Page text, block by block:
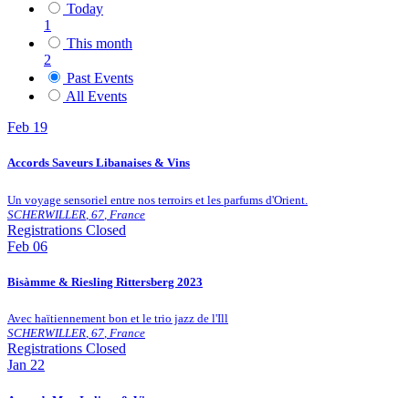
Today
1
This month
2
Past Events
All Events
Feb 19
Accords Saveurs Libanaises & Vins
Un voyage sensoriel entre nos terroirs et les parfums d'Orient.
SCHERWILLER 67 France
Registrations Closed
Feb 06
Bisàmme & Riesling Rittersberg 2023
Avec haïtiennement bon et le trio jazz de l'Ill
SCHERWILLER 67 France
Registrations Closed
Jan 22